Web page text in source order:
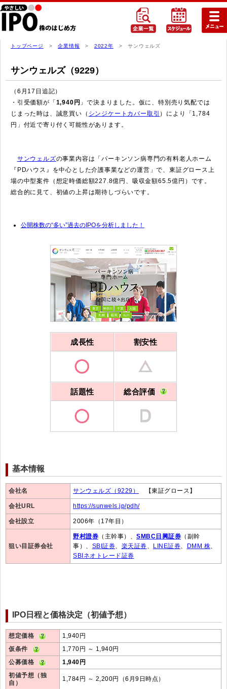
トップページ >企業情報 > 2022年 > サンウェルズ
サンウェルズ（9229）
（6月17日追記）
・引受価額が「 1,940円 」で決まりました。仮に、特別売り気配では
じまった時は、誠意買い（ シンジケートカバー取引 ）により「1,784
円」付近で寄り付く可能性があります。
サンウェルズの事業内容は「パーキンソン病専門の有料老人ホーム
『PDハウス』を中心とした介護事業などの運営」で、東証グロース上
場の中型案件（想定時価総額227.8億円、吸収金額65.5億円）です。
総合的に見て、初値の上昇は期待しづらいです。
公開株数の“多い”過去のIPOを分析しました！
成長性 割安性
話題性 総合評価
基本情報
会社名 サンウェルズ（9229） 【東証グロース】
会社URL https://sunwels.jp/pdh/
会社設立 2006年（17年目）
狙い目証券会社
野村證券 （主幹事）、 SMBC日興証券 （副幹
事）、 SBI証券、 楽天証券、 LINE証券、 DMM 株、
SBIネオトレード証券
IPO日程と価格決定（初値予想）
想定価格
1,940円
仮条件
1,770円 ～ 1,940円
公募価格
1,940円
初値予想（独
自）
1,784円 ～ 2,200円（6月9日時点）